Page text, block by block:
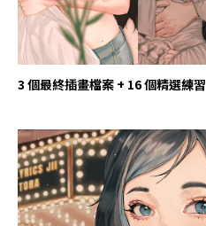
3 個最終插畫檔案 + 16 個精選練習